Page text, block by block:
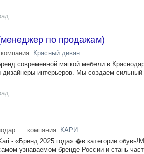
по продажам)
компания: Красный диван
современной мягкой мебели в
интерьеров. Мы создаем сильный
компания: КАРИ
- «Бренд 2025 года» �в категории
узнаваемом бренде России и стань